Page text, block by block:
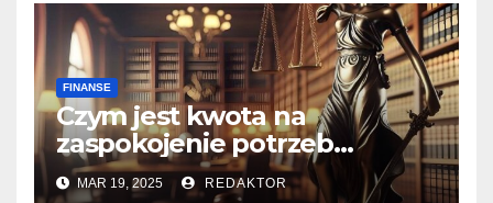
FINANSE
Czym jest kwota na
zaspokojenie potrzeb
mieszkaniowych?
MAR 19, 2025 REDAKTOR